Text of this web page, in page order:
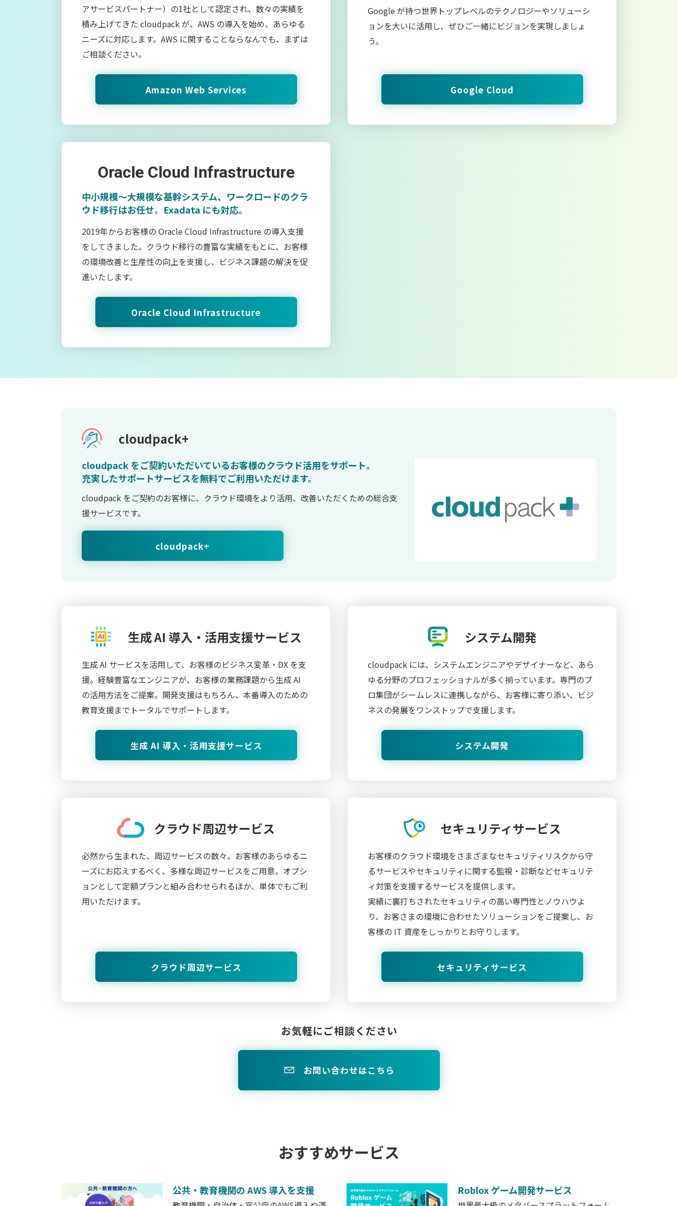
アサービスパートナー）の1社として認定され、数々の実績を
積み上げてきた cloudpack が、AWS の導入を始め、あらゆる
ニーズに対応します。AWS に関することならなんでも、まずは
ご相談ください。
Amazon Web Services
Google が持つ世界トップレベルのテクノロジーやソリューシ
ョンを大いに活用し、ぜひご一緒にビジョンを実現しましょ
う。
Google Cloud
Oracle Cloud Infrastructure
中小規模〜大規模な基幹システム、ワークロードのクラ
ウド移行はお任せ。Exadata にも対応。
2019年からお客様の Oracle Cloud Infrastructure の導入支援
をしてきました。クラウド移行の豊富な実績をもとに、お客様
の環境改善と生産性の向上を支援し、ビジネス課題の解決を促
進いたします。
Oracle Cloud Infrastructure
cloudpack+
cloudpack をご契約いただいているお客様のクラウド活用をサポート。
充実したサポートサービスを無料でご利用いただけます。
cloudpack をご契約のお客様に、クラウド環境をより活用、改善いただくための総合支
援サービスです。
cloudpack+
生成 AI 導入・活用支援サービス
生成 AI サービスを活用して、お客様のビジネス変革・DX を支
援。経験豊富なエンジニアが、お客様の業務課題から生成 AI
の活用方法をご提案。開発支援はもちろん、本番導入のための
教育支援までトータルでサポートします。
生成 AI 導入・活用支援サービス
システム開発
cloudpack には、システムエンジニアやデザイナーなど、あら
ゆる分野のプロフェッショナルが多く揃っています。専門のプ
ロ集団がシームレスに連携しながら、お客様に寄り添い、ビジ
ネスの発展をワンストップで支援します。
システム開発
クラウド周辺サービス
必然から生まれた、周辺サービスの数々。お客様のあらゆるニ
ーズにお応えするべく、多様な周辺サービスをご用意。オプシ
ョンとして定額プランと組み合わせられるほか、単体でもご利
用いただけます。
クラウド周辺サービス
セキュリティサービス
お客様のクラウド環境をさまざまなセキュリティリスクから守
るサービスやセキュリティに関する監視・診断などセキュリテ
ィ対策を支援するサービスを提供します。
実績に裏打ちされたセキュリティの高い専門性とノウハウよ
り、お客さまの環境に合わせたソリューションをご提案し、お
客様の IT 資産をしっかりとお守りします。
セキュリティサービス
お気軽にご相談ください
お問い合わせはこちら
おすすめサービス
公共・教育機関の AWS 導入を支援 Roblox ゲーム開発サービス